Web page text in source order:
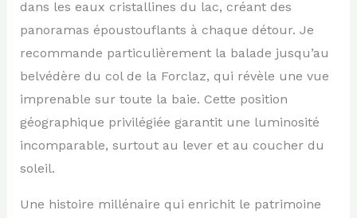
dans les eaux cristallines du lac, créant des
panoramas époustouflants à chaque détour. Je
recommande particulièrement la balade jusqu’au
belvédère du col de la Forclaz, qui révèle une vue
imprenable sur toute la baie. Cette position
géographique privilégiée garantit une luminosité
incomparable, surtout au lever et au coucher du
soleil.
Une histoire millénaire qui enrichit le patrimoine